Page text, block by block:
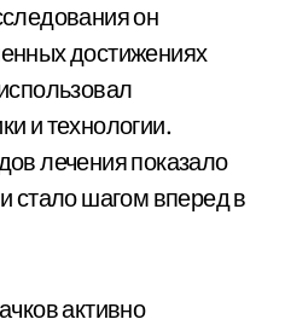
он
достижениях
и технологии.
лечения показало
стало шагом вперед в
активно